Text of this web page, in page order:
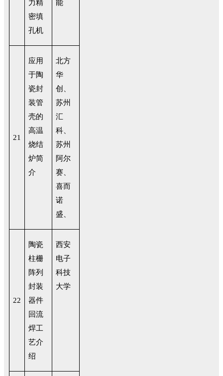
力精
密填
孔机
能
21
应用
于陶
瓷封
装管
壳的
高温
烧结
炉简
介
北方
华
创、
苏州
汇
科、
苏州
阿尔
赛、
喜而
诺
盛、
22
陶瓷
柱栅
阵列
封装
器件
回流
焊工
艺介
绍
西安
电子
科技
大学